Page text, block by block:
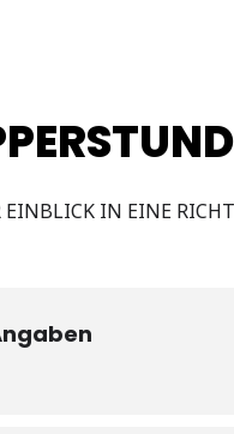
EINBLICK IN EINE